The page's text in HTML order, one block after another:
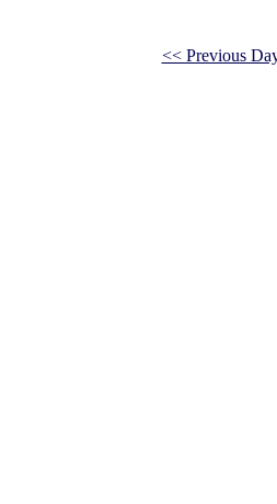
<< Previous